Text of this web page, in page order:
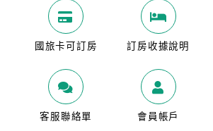
國旅卡可訂房 訂房收據說明
客服聯絡單 會員帳戶